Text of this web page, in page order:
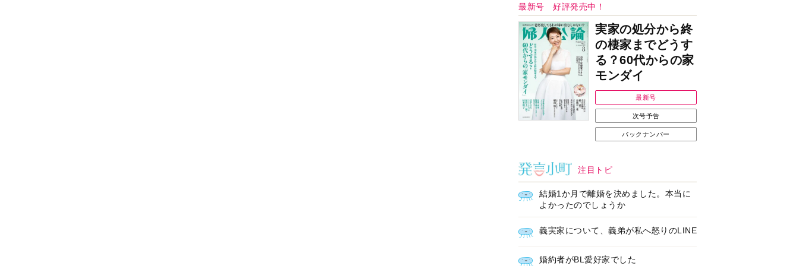
ＡＩで始める遺言を書
く前の準備セミナー開
催
耳にすっぽり！オーテ
ィコン補聴器、新しい
スタイルで All in Ear
の「オーティコン ジー
ル」を発売
トするオープンイヤー
型イヤホン「kikippa イ
ヤホン HERALBONY
モデル」発売
ージについてのお詫び
と訂正